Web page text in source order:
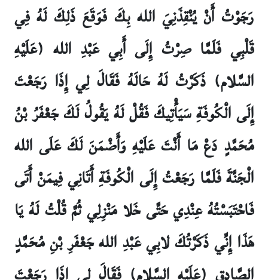
رَجَوْتُ أَنْ يُنْقِذَنِيَ الله بِكَ فَوَقَعَ ذَلِكَ لَهُ فِي
قَلْبِي فَلَمَّا صِرْتُ إِلَى أَبِي عَبْدِ الله (عَلَيْهِ
السَّلام) ذَكَرْتُ لَهُ حَالَهُ فَقَالَ لِي إِذَا رَجَعْتَ
إِلَى الْكُوفَةِ سَيَأْتِيكَ فَقُلْ لَهُ يَقُولُ لَكَ جَعْفَرُ بْنُ
مُحَمَّدٍ دَعْ مَا أَنْتَ عَلَيْهِ وَأَضْمَنَ لَكَ عَلَى الله
الْجَنَّةَ فَلَمَّا رَجَعْتُ إِلَى الْكُوفَةِ أَتَانِي فِيمَنْ أَتَى
فَاحْتَبَسْتُهُ عِنْدِي حَتَّى خَلا مَنْزِلِي ثُمَّ قُلْتُ لَهُ يَا
هَذَا إِنِّي ذَكَرْتُكَ لابِي عَبْدِ الله جَعْفَرِ بْنِ مُحَمَّدٍ